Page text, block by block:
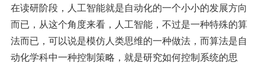
在读研阶段，人工智能就是自动化的一个小小的发展方向
而已，从这个角度来看，人工智能，不过是一种特殊的算
法而已，可以说是模仿人类思维的一种做法，而算法是自
动化学科中一种控制策略，就是研究如何控制系统的思